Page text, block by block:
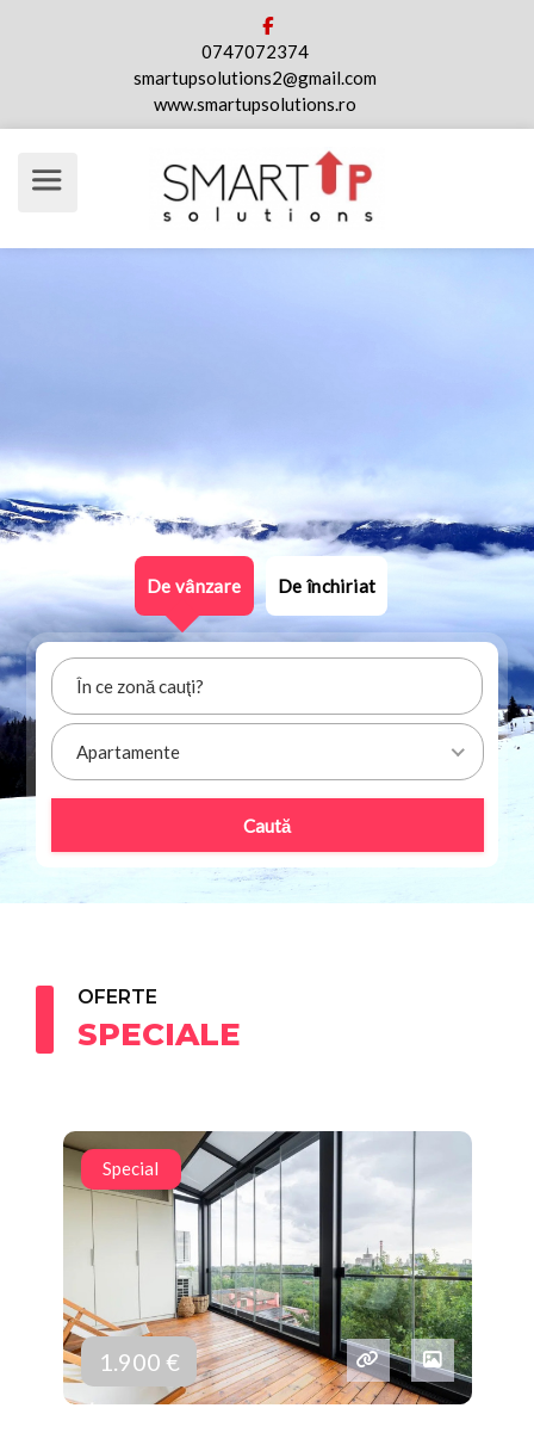
0747072374
smartupsolutions2@gmail.com
www.smartupsolutions.ro
De vânzare De închiriat
Apartamente
Caută
OFERTE
SPECIALE
Special
1.900 €